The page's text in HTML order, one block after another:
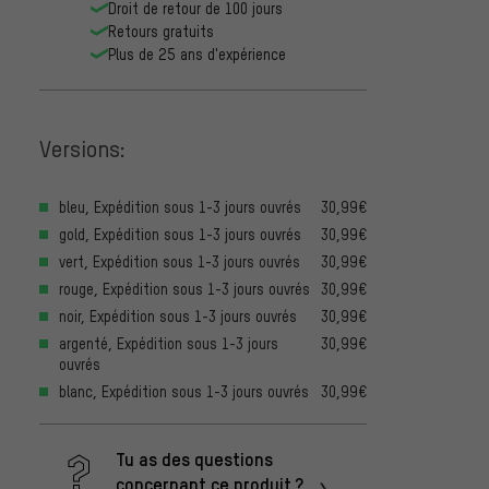
Droit de retour de 100 jours
Retours gratuits
Plus de 25 ans d'expérience
Versions:
bleu, Expédition sous 1-3 jours ouvrés
30,99€
gold, Expédition sous 1-3 jours ouvrés
30,99€
vert, Expédition sous 1-3 jours ouvrés
30,99€
rouge, Expédition sous 1-3 jours ouvrés
30,99€
noir, Expédition sous 1-3 jours ouvrés
30,99€
argenté, Expédition sous 1-3 jours
ouvrés
30,99€
blanc, Expédition sous 1-3 jours ouvrés 30,99€
Tu as des questions
concernant ce produit ?